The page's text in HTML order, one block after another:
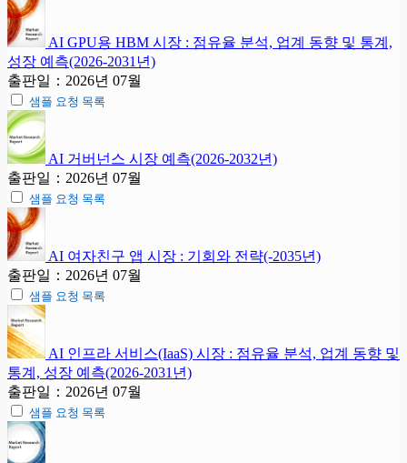
AI GPU용 HBM 시장 : 점유율 분석, 업계 동향 및 통계,
성장 예측(2026-2031년)
출판일：2026년 07월
샘플 요청 목록
AI 거버넌스 시장 예측(2026-2032년)
출판일：2026년 07월
샘플 요청 목록
AI 여자친구 앱 시장 : 기회와 전략(-2035년)
출판일：2026년 07월
샘플 요청 목록
AI 인프라 서비스(IaaS) 시장 : 점유율 분석, 업계 동향 및
통계, 성장 예측(2026-2031년)
출판일：2026년 07월
샘플 요청 목록